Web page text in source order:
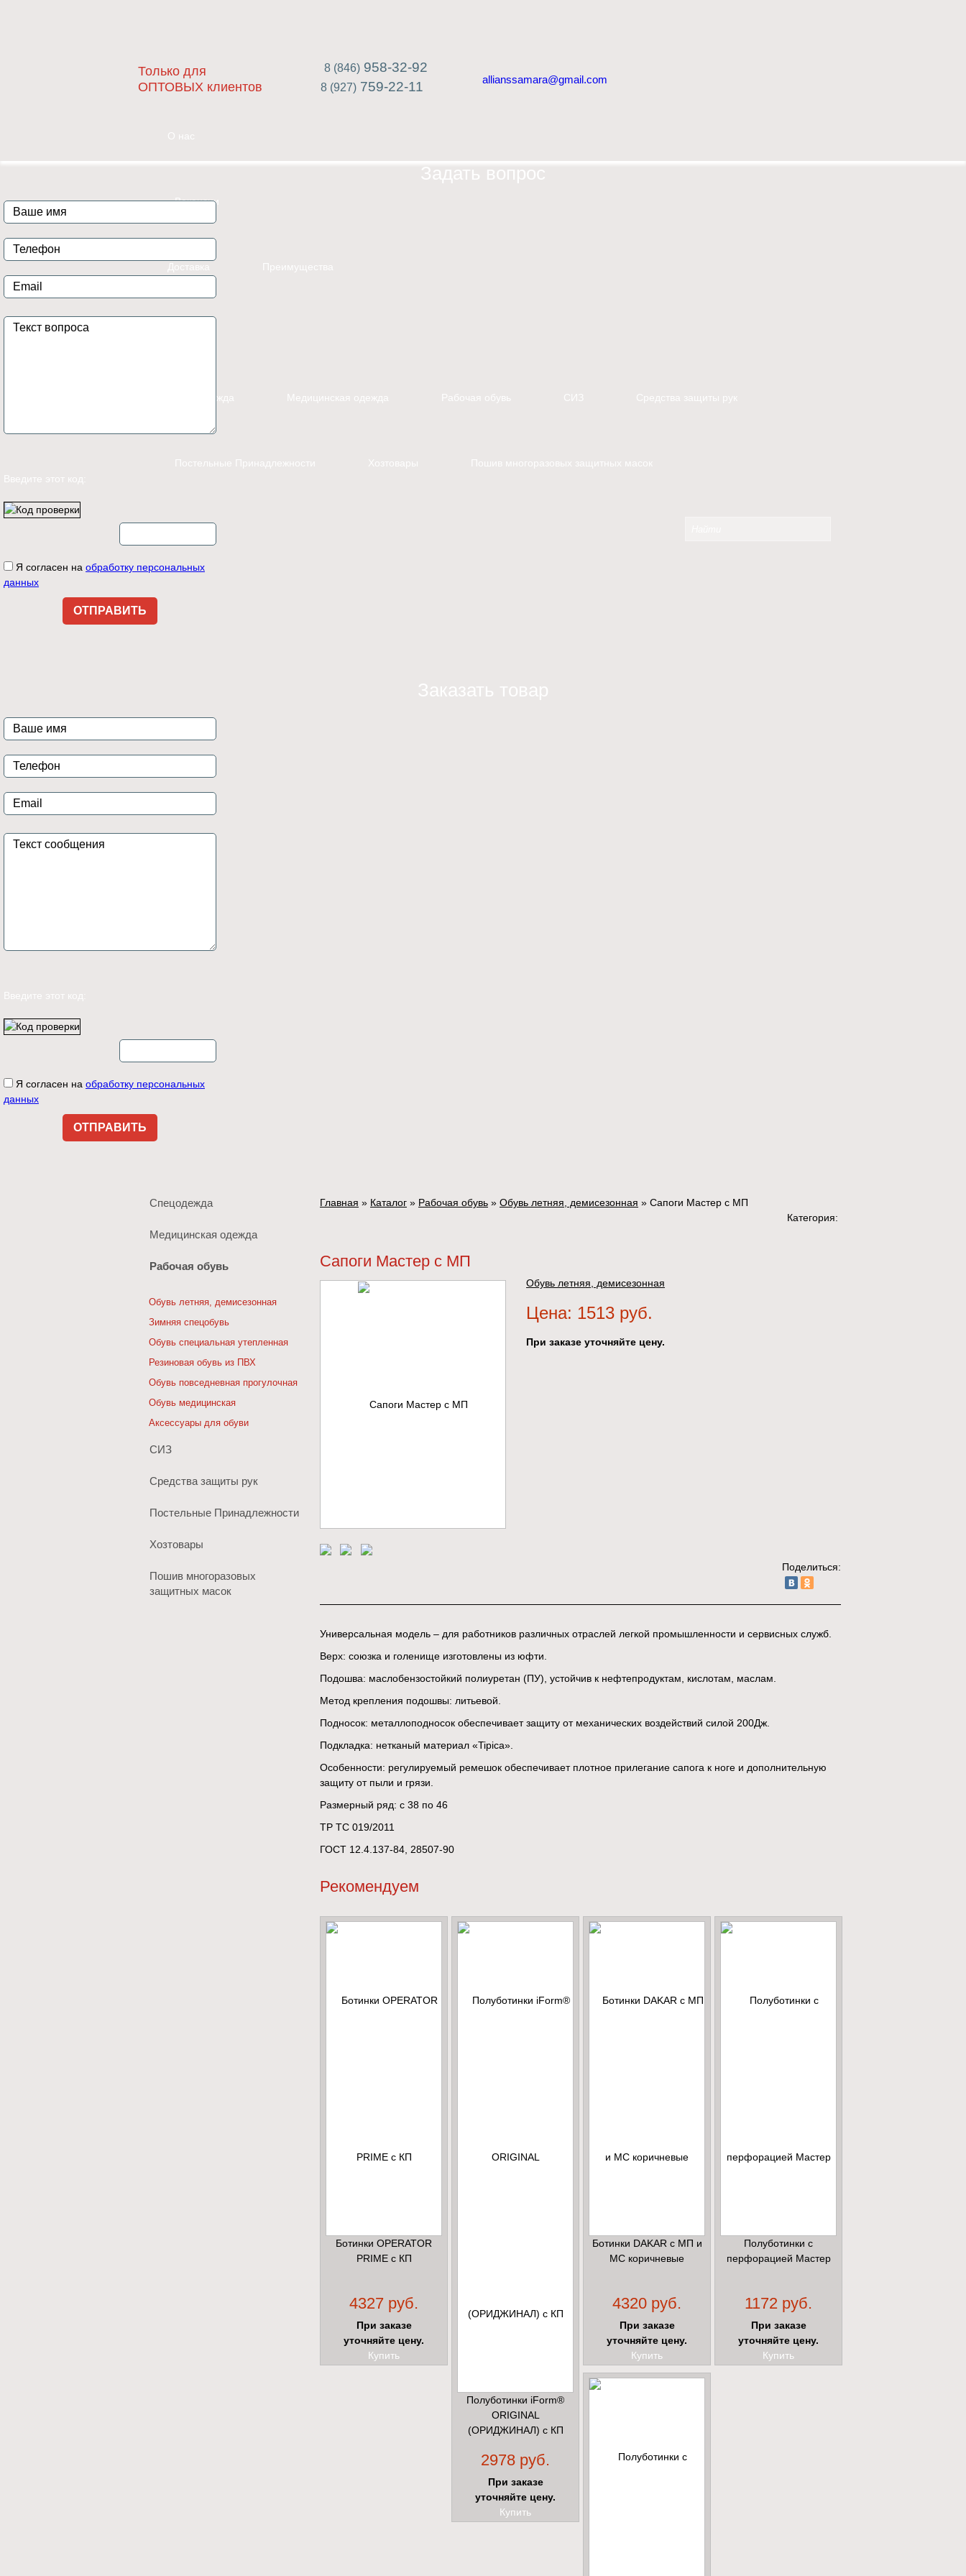
Только для
ОПТОВЫХ клиентов
8 (846) 958-32-92
8 (927) 759-22-11 allianssamara@gmail.com
О нас
Вакансии
Доставка Преимущества
Спецодежда Медицинская одежда Рабочая обувь СИЗ Средства защиты рук
Постельные Принадлежности Хозтовары Пошив многоразовых защитных масок
Задать вопрос
Введите этот код:
Я согласен на обработку персональных
данных
Заказать товар
Введите этот код:
Я согласен на обработку персональных
данных
Спецодежда
Медицинская одежда
Рабочая обувь
Обувь летняя, демисезонная
Зимняя спецобувь
Обувь специальная утепленная
Резиновая обувь из ПВХ
Обувь повседневная прогулочная
Обувь медицинская
Аксессуары для обуви
СИЗ
Средства защиты рук
Постельные Принадлежности
Хозтовары
Пошив многоразовых
защитных масок
Главная » Каталог » Рабочая обувь » Обувь летняя, демисезонная » Сапоги Мастер с МП
Сапоги Мастер с МП
Категория:
Обувь летняя, демисезонная
Цена: 1513 руб.
При заказе уточняйте цену.
Поделиться:
Универсальная модель – для работников различных отраслей легкой промышленности и сервисных служб.
Верх: союзка и голенище изготовлены из юфти.
Подошва: маслобензостойкий полиуретан (ПУ), устойчив к нефтепродуктам, кислотам, маслам.
Метод крепления подошвы: литьевой.
Подносок: металлоподносок обеспечивает защиту от механических воздействий силой 200Дж.
Подкладка: нетканый материал «Tipica».
Особенности: регулируемый ремешок обеспечивает плотное прилегание сапога к ноге и дополнительную
защиту от пыли и грязи.
Размерный ряд: с 38 по 46
ТР ТС 019/2011
ГОСТ 12.4.137-84, 28507-90
Рекомендуем
Ботинки OPERATOR
PRIME с КП
4327 руб.
При заказе
уточняйте цену.
Купить
Полуботинки iForm®
ORIGINAL
(ОРИДЖИНАЛ) с КП
2978 руб.
При заказе
уточняйте цену.
Купить
Ботинки DAKAR с МП и
МС коричневые
4320 руб.
При заказе
уточняйте цену.
Купить
Полуботинки с
перфорацией Мастер
1172 руб.
При заказе
уточняйте цену.
Купить